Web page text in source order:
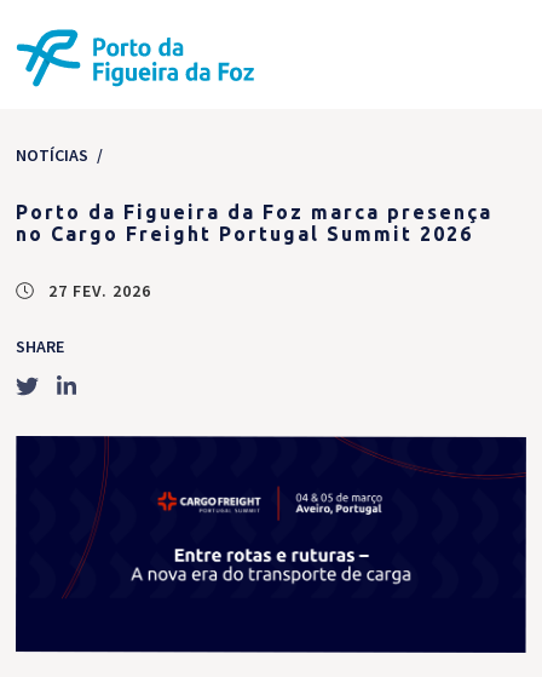
NOTÍCIAS /
Porto da Figueira da Foz marca presença
no Cargo Freight Portugal Summit 2026
27 FEV. 2026
SHARE